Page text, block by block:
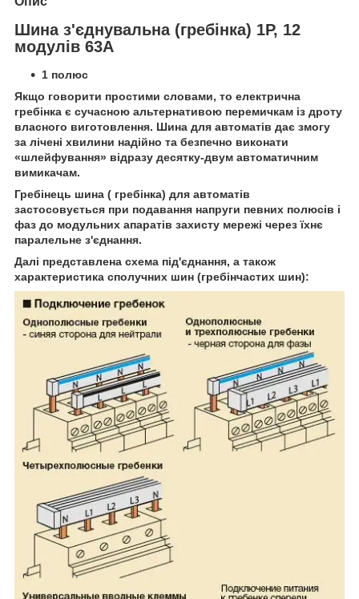
Шина з'єднувальна (гребінка) 1P, 12
модулів 63А
1 полюс
Якщо говорити простими словами, то електрична
гребінка є сучасною альтернативою перемичкам із дроту
власного виготовлення. Шина для автоматів дає змогу
за лічені хвилини надійно та безпечно виконати
«шлейфування» відразу десятку-двум автоматичним
вимикачам.
Гребінець шина ( гребінка) для автоматів
застосовується при подавання напруги певних полюсів і
фаз до модульних апаратів захисту мережі через їхнє
паралельне з'єднання.
Далі представлена схема під'єднання, а також
характеристика сполучних шин (гребінчастих шин):